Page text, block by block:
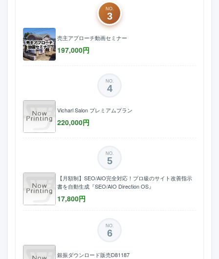
NO.
3
売主アプローチ動画セミナー
197,000円
NO.
4
Vicharl Salon プレミアムプラン
220,000円
NO.
5
【月額制】SEO/AIO完全対応！プロ級のサイト改善指示
書を自動生成『SEO/AIO Direction OS』
17,800円
NO.
6
銀振ダウンロード販売D81187